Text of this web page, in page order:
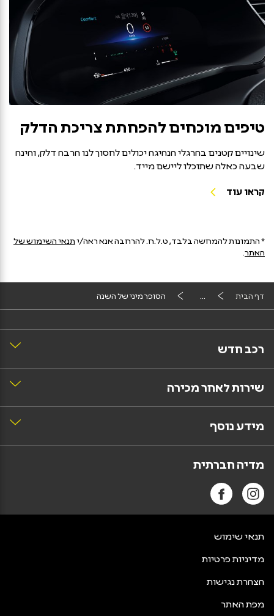
טיפים מוכחים להפחתת צריכת הדלק
שינויים קטנים בהרגלי הנהיגה יכולים לחסוך לנו הרבה דלק, והינה
שבעה כאלה שתוכלו ליישם מייד.
קראו עוד
* התמונות להמחשה בלבד, ט.ל.ח. להרחבה אנא ראה/יתנאי השימוש של
האתר